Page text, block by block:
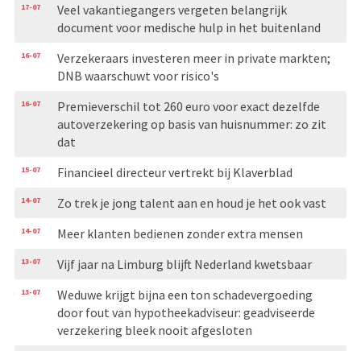
17-07
Veel vakantiegangers vergeten belangrijk
document voor medische hulp in het buitenland
16-07
Verzekeraars investeren meer in private markten;
DNB waarschuwt voor risico's
16-07
Premieverschil tot 260 euro voor exact dezelfde
autoverzekering op basis van huisnummer: zo zit
dat
15-07 Financieel directeur vertrekt bij Klaverblad
14-07 Zo trek je jong talent aan en houd je het ook vast
14-07 Meer klanten bedienen zonder extra mensen
13-07 Vijf jaar na Limburg blijft Nederland kwetsbaar
13-07
Weduwe krijgt bijna een ton schadevergoeding
door fout van hypotheekadviseur: geadviseerde
verzekering bleek nooit afgesloten